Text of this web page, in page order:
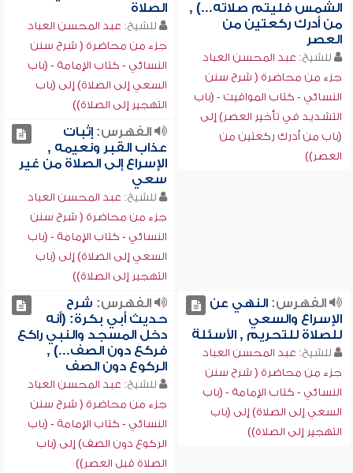
الشمس فليتم صلاته...) ,
من أدرك ركعتين من
العصر
للشيخ: عبد المحسن العباد
جزء من محاضرة ( شرح سنن
النسائي - كتاب المواقيت - (باب
التشديد في تأخير العصر) إلى
(باب من أدرك ركعتين من
العصر))
الصلاة
للشيخ: عبد المحسن العباد
جزء من محاضرة ( شرح سنن
النسائي - كتاب الإمامة - (باب
السعي إلى الصلاة) إلى (باب
التهجير إلى الصلاة))
الفهرس:إثبات
عذاب القبر ونعيمه ,
الإسراع إلى الصلاة من غير
سعي
للشيخ: عبد المحسن العباد
جزء من محاضرة ( شرح سنن
النسائي - كتاب الإمامة - (باب
السعي إلى الصلاة) إلى (باب
التهجير إلى الصلاة))
الفهرس:النهي عن
الإسراع والسعي
للصلاة للتحريم , الأسئلة
للشيخ: عبد المحسن العباد
جزء من محاضرة ( شرح سنن
النسائي - كتاب الإمامة - (باب
السعي إلى الصلاة) إلى (باب
التهجير إلى الصلاة))
الفهرس: شرح
حديث أبي بكرة: (أنه
دخل المسجد والنبي راكع
فركع دون الصف...) ,
الركوع دون الصف
للشيخ: عبد المحسن العباد
جزء من محاضرة ( شرح سنن
النسائي - كتاب الإمامة - (باب
الركوع دون الصف) إلى (باب
الصلاة قبل العصر))